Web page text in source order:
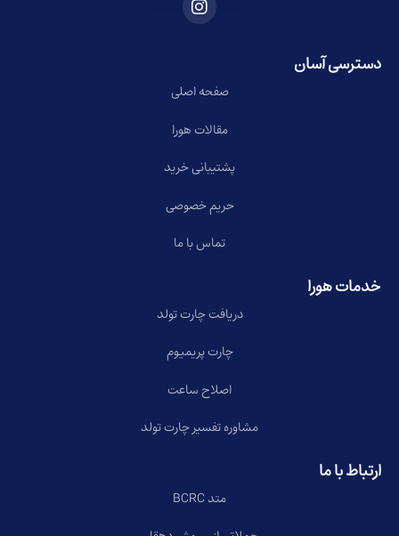
دسترسی آسان
صفحه اصلی
مقالات هورا
پشتیبانی خرید
حریم خصوصی
تماس با ما
خدمات هورا
دریافت چارت تولد
چارت پریمیوم
اصلاح ساعت
مشاوره تفسیر چارت تولد
ارتباط با ما
متد BCRC